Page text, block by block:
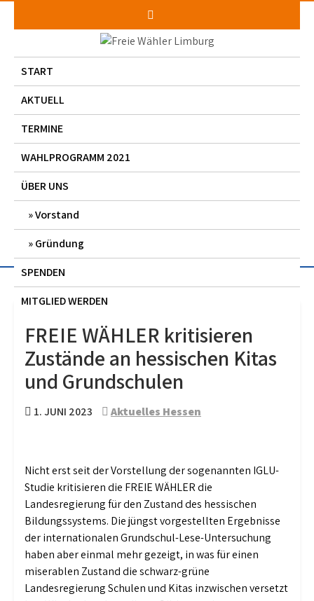
START
AKTUELL
TERMINE
WAHLPROGRAMM 2021
ÜBER UNS
Vorstand
Gründung
SPENDEN
MITGLIED WERDEN
FREIE WÄHLER kritisieren
Zustände an hessischen Kitas
und Grundschulen
1. JUNI 2023 Aktuelles Hessen
Nicht erst seit der Vorstellung der sogenannten IGLU-
Studie kritisieren die FREIE WÄHLER die
Landesregierung für den Zustand des hessischen
Bildungssystems. Die jüngst vorgestellten Ergebnisse
der internationalen Grundschul-Lese-Untersuchung
haben aber einmal mehr gezeigt, in was für einen
miserablen Zustand die schwarz-grüne
Landesregierung Schulen und Kitas inzwischen versetzt